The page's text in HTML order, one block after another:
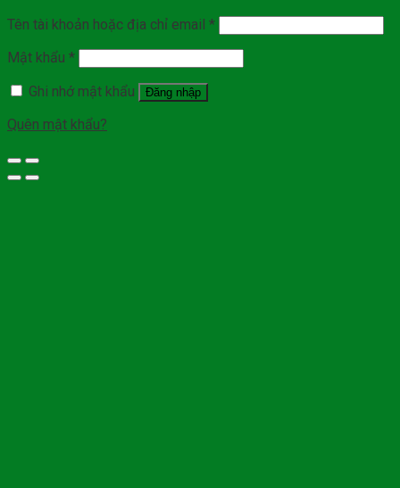
Tên tài khoản hoặc địa chỉ email *
Mật khẩu *
Ghi nhớ mật khẩu
Đăng nhập
Quên mật khẩu?